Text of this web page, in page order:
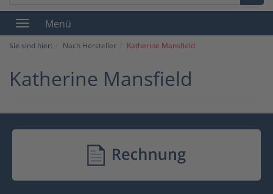
Toggle
navigation
Menü
Sie sind hier: Nach Hersteller Katherine Mansfield
Katherine Mansfield